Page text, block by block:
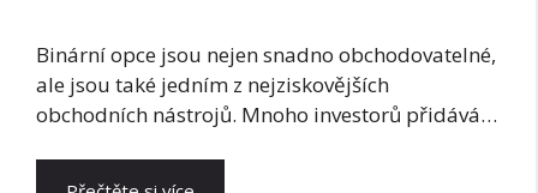
Binární opce jsou nejen snadno obchodovatelné,
ale jsou také jedním z nejziskovějších
obchodních nástrojů. Mnoho investorů přidává…